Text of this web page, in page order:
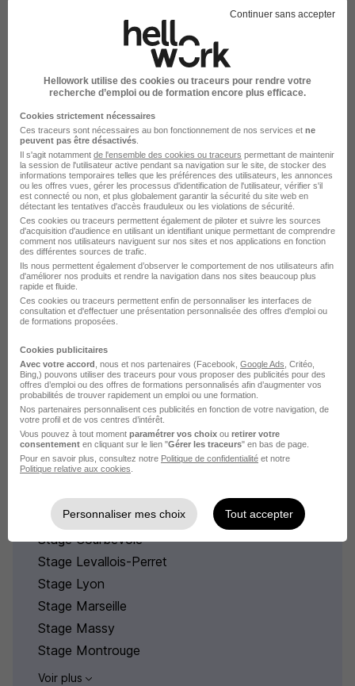
Emploi Laguiole
Entreprises à Laguiole
Intérim Laguiole
Stage par ville en Aveyron
Stage Camarès
Stage Creissels
Stage Fondamente
Stage Luc-la-Primaube
Stage Millau
Stage Rodez
Voir plus
Stage dans les grandes villes de
France
Stage Courbevoie
Stage Levallois-Perret
Stage Lyon
Stage Marseille
Stage Massy
Stage Montrouge
Voir plus
Continuer sans accepter
Hellowork utilise des cookies ou traceurs pour rendre votre
recherche d’emploi ou de formation encore plus efficace.
Cookies strictement nécessaires
Ces traceurs sont nécessaires au bon fonctionnement de nos services et ne
peuvent pas être désactivés
Il s'agit notamment de l'ensemble des cookies ou traceurs permettant de maintenir
la session de l'utilisateur active pendant sa navigation sur le site, de stocker des
informations temporaires telles que les préférences des utilisateurs, les annonces
ou les offres vues, gérer les processus d'identification de l'utilisateur, vérifier s'il
est connecté ou non, et plus globalement garantir la sécurité du site web en
détectant les tentatives d'accès frauduleux ou les violations de sécurité.
Ces cookies ou traceurs permettent également de piloter et suivre les sources
d'acquisition d'audience en utilisant un identifiant unique permettant de comprendre
comment nos utilisateurs naviguent sur nos sites et nos applications en fonction
des différentes sources de trafic.
Ils nous permettent également d’observer le comportement de nos utilisateurs afin
d'améliorer nos produits et rendre la navigation dans nos sites beaucoup plus
rapide et fluide.
Ces cookies ou traceurs permettent enfin de personnaliser les interfaces de
consultation et d'effectuer une présentation personnalisée des offres d'emploi ou
de formations proposées.
Cookies publicitaires
Avec votre accord , nous et nos partenaires (Facebook, Google Ads , Critéo,
Bing,) pouvons utiliser des traceurs pour vous proposer des publicités pour des
offres d’emploi ou des offres de formations personnalisés afin d’augmenter vos
probabilités de trouver rapidement un emploi ou une formation.
Nos partenaires personnalisent ces publicités en fonction de votre navigation, de
votre profil et de vos centres d’intérêt.
Vous pouvez à tout moment paramétrer vos choix ou retirer votre
consentement en cliquant sur le lien "Gérer les traceurs" en bas de page.
Pour en savoir plus, consultez notre Politique de confidentialité et notre
Politique relative aux cookies
Personnaliser mes choix Tout accepter